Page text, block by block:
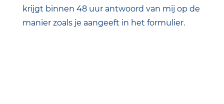
krijgt binnen 48 uur antwoord van mij op de
manier zoals je aangeeft in het formulier.